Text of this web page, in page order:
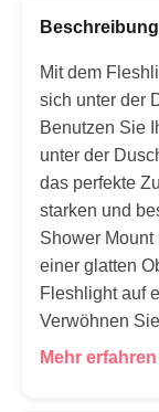
Beschreibung
Mit dem
sich unter der
Benutzen Sie
unter der
das perfekte
starken und
Shower
einer glatten
Fleshlight auf
Verwöhnen
Mehr erfahren